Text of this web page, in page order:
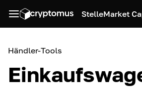
StelleMarket
Händler-Tools